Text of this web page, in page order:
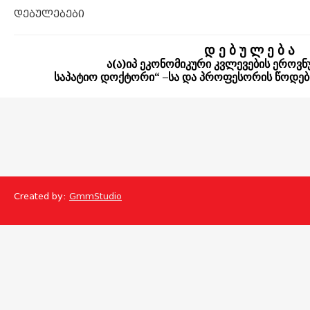
დებულებები
დ ე ბ უ ლ ე ბ ა
ა(ა)იპ ეკონომიკური კვლევების
საპატიო დოქტორი“ –სა და პროფესორის წოდების
Created by: GmmStudio